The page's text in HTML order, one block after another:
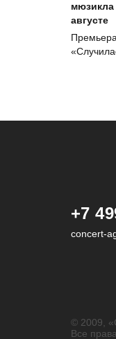
мюзикла
августе
+7
concert-
© 2009,
Все